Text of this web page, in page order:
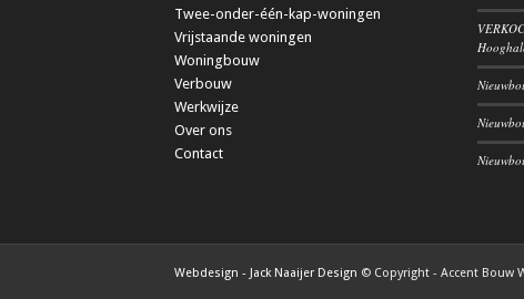
Twee-onder-één-kap-woningen
Vrijstaande woningen
Woningbouw
Verbouw
Werkwijze
Over ons
Contact
Webdesign - Jack Naaijer Design © Copyright - Accent Bouw